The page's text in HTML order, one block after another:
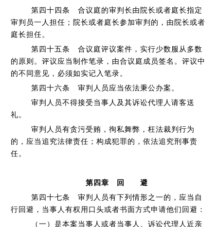
第四十四条 合议庭的审判长由院长或者庭长指定
审判员一人担任；院长或者庭长参加审判的，由院长或者
庭长担任。
第四十五条 合议庭评议案件，实行少数服从多数
的原则。评议应当制作笔录，由合议庭成员签名。评议中
的不同意见，必须如实记入笔录。
第四十六条 审判人员应当依法秉公办案。
审判人员不得接受当事人及其诉讼代理人请客送
礼。
审判人员有贪污受贿，徇私舞弊，枉法裁判行为
的，应当追究法律责任；构成犯罪的，依法追究刑事责
任。
第四章 回 避
第四十七条 审判人员有下列情形之一的，应当自
行回避，当事人有权用口头或者书面方式申请他们回避：
（一）是本案当事人或者当事人、诉讼代理人近亲